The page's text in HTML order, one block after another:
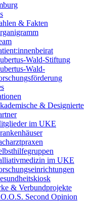
& Fakten
Wald-Stiftung
Wald-
& Designierte
im UKE
im UKE
& Verbundprojekte
Second Opinion